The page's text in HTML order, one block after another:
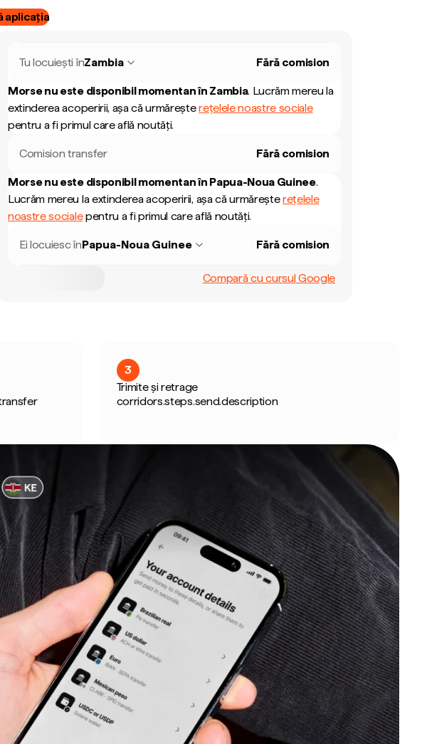
aplicația
Tu locuiești înZambia Fără comision
Morse nu este disponibil momentan în Zambia. Lucrăm mereu la
extinderea acoperirii, așa că urmăreșterețelele noastre sociale
pentru a fi primul care află noutăți.
Comision transfer Fără comision
Morse nu este disponibil momentan în Papua-Noua Guinee.
Lucrăm mereu la extinderea acoperirii, așa că urmăreșterețelele
noastre socialepentru a fi primul care află noutăți.
Ei locuiesc înPapua-Noua Guinee Fără comision
Compară cu cursul Google
3
Trimite și retrage
corridors.steps.send.description